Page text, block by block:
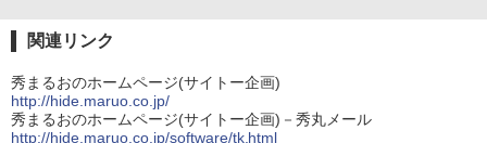
関連リンク
秀まるおのホームページ(サイトー企画)
http://hide.maruo.co.jp/
秀まるおのホームページ(サイトー企画)－秀丸メール
http://hide.maruo.co.jp/software/tk.html